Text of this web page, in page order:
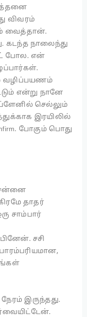
விவரம்
வைத்தான்.
கடந்த நாலைந்து
போல. என்
வழிப்பயணம்
என்று நானே
செல்லும்
இரயிலில்
போகும் பொது
தாதர்
சாம்பார்
சசி
இருந்தது.